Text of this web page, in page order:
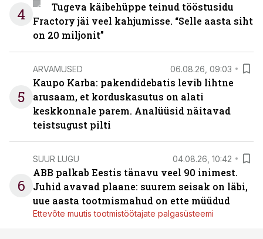
4
Tugeva käibehüppe teinud tööstusidu
Fractory jäi veel kahjumisse. “Selle aasta siht
on 20 miljonit”
5
ARVAMUSED 06.08.26, 09:03
Kaupo Karba: pakendidebatis levib lihtne
arusaam, et korduskasutus on alati
keskkonnale parem. Analüüsid näitavad
teistsugust pilti
6
SUUR LUGU 04.08.26, 10:42
ABB palkab Eestis tänavu veel 90 inimest.
Juhid avavad plaane: suurem seisak on läbi,
uue aasta tootmismahud on ette müüdud
Ettevõte muutis tootmistöötajate palgasüsteemi